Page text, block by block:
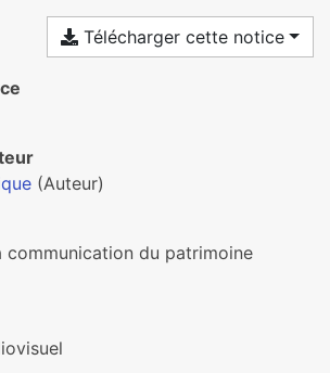
Télécharger cette notice
(Auteur)
communication du patrimoine